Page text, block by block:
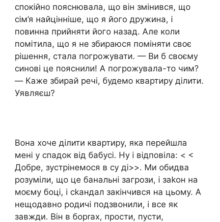
спокійно пояснювала, що він змінився, що
сім’я найцінніше, що я його дружина, і
повинна прийняти його назад. Але коли
помітила, що я не збираюся поміняти своє
рішення, стала погрожувати. — Ви б своєму
синові це пояснили! А погрожувала-то чим?
— Каже збирай речі, будемо квартиру ділити.
Уявляєш?
Вона хоче ділити квартиру, яка перейшла
мені у спадок від бабусі. Ну і відповіла: < <
Добре, зустрінемося в су ді>>. Ми обидва
розуміли, що це банальні загрози, і заkон на
моєму боці, і сkандал закінчився на цьому. А
нещодавно родичі подзвонили, і все як
завжди. Він в борrах, прости, пусти,